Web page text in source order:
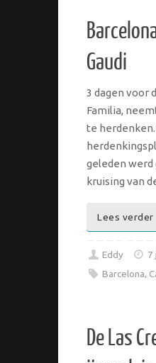
Gaudi
3 dagen voor
Familia,
te
geleden werd
kruising van
Lees verder
Eddy 7
Barcelona,
De Las